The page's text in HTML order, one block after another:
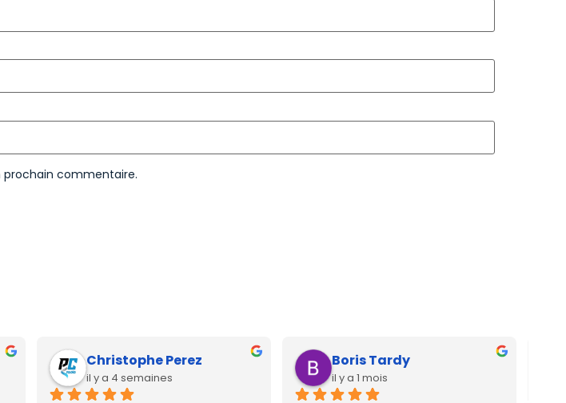
commentaire.
Christophe Perez
il y a 4 semaines
Boris Tardy
il y a 1 mois